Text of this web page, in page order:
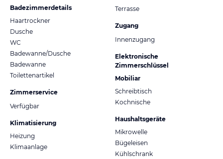
Badezimmerdetails
Haartrockner
Dusche
WC
Badewanne/Dusche
Badewanne
Toilettenartikel
Zimmerservice
Verfügbar
Klimatisierung
Heizung
Klimaanlage
Terrasse
Zugang
Innenzugang
Elektronische
Zimmerschlüssel
Mobiliar
Schreibtisch
Kochnische
Haushaltsgeräte
Mikrowelle
Bügeleisen
Kühlschrank